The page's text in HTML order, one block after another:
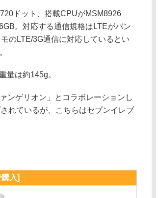
ドット、搭載CPUがMSM8926
。対応する通信規格はLTEがバン
のLTE/3G通信に対応しているとい
量は約145g。
ンゲリオン」とコラボレーションし
れているが、こちらはセブンイレブ
入]